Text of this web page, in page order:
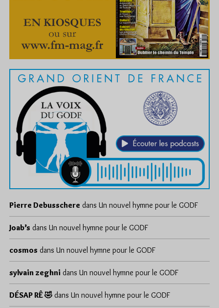
Pierre Debusschere dans Un nouvel hymne pour le GODF
Joab’s dans Un nouvel hymne pour le GODF
cosmos dans Un nouvel hymne pour le GODF
sylvain zeghni dans Un nouvel hymne pour le GODF
DÉSAP RÊ 🤣 dans Un nouvel hymne pour le GODF